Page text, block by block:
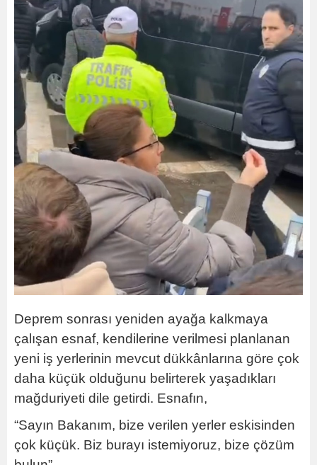
Deprem sonrası yeniden ayağa kalkmaya
çalışan esnaf, kendilerine verilmesi planlanan
yeni iş yerlerinin mevcut dükkânlarına göre çok
daha küçük olduğunu belirterek yaşadıkları
mağduriyeti dile getirdi. Esnafın,
“Sayın Bakanım, bize verilen yerler eskisinden
çok küçük. Biz burayı istemiyoruz, bize çözüm